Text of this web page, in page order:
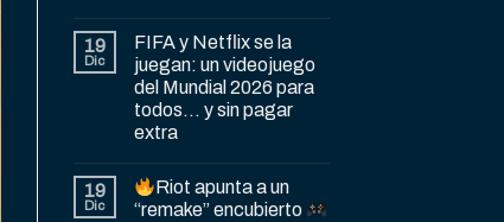
19
Dic
FIFA y Netflix se la
juegan: un videojuego
del Mundial 2026 para
todos… y sin pagar
extra
19
Dic
Riot apunta a un
“remake” encubierto